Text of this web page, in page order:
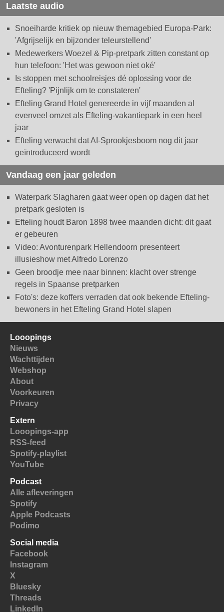
Laatste audio
Snoeiharde kritiek op nieuw themagebied Europa-Park:
'Afgrijselijk en bijzonder teleurstellend'
Medewerkers Woezel & Pip-pretpark zitten constant op
hun telefoon: 'Het was gewoon niet oké'
Is stoppen met schoolreisjes dé oplossing voor de
Efteling? 'Pijnlijk om te constateren'
Efteling Grand Hotel genereerde in vijf maanden al
evenveel omzet als Efteling-vakantiepark in een heel
jaar
Efteling verwacht dat AI-Sprookjesboom nog dit jaar
geïntroduceerd wordt
Vandaag een jaar geleden
Waterpark Slagharen gaat weer open op dagen dat het
pretpark gesloten is
Efteling houdt Baron 1898 twee maanden dicht: dit gaat
er gebeuren
Video: Avonturenpark Hellendoorn presenteert
illusieshow met Alfredo Lorenzo
Geen broodje mee naar binnen: klacht over strenge
regels in Spaanse pretparken
Foto's: deze koffers verraden dat ook bekende Efteling-
bewoners in het Efteling Grand Hotel slapen
Looopings
Nieuws
Wachttijden
Webshop
About
Voorkeuren
Privacy
Extern
Looopings-app
RSS-feed
Spotify-playlist
YouTube
Podcast
Alle afleveringen
Spotify
Apple Podcasts
Podimo
Social media
Facebook
Instagram
X
Bluesky
Threads
LinkedIn